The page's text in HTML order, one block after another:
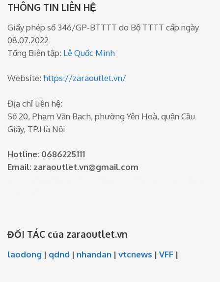
THÔNG TIN LIÊN HỆ
Giấy phép số 346/GP-BTTTT do Bộ TTTT cấp ngày
08.07.2022
Tổng Biên tập: Lê Quốc Minh
Website: https://zaraoutlet.vn/
Địa chỉ liên hệ:
Số 20, Phạm Văn Bạch, phường Yên Hoà, quận Cầu
Giấy, TP.Hà Nội
Hotline: 0686225111
Email: zaraoutlet.vn@gmail.com
ĐỐI TÁC của zaraoutlet.vn
laodong | qdnd | nhandan | vtcnews | VFF |